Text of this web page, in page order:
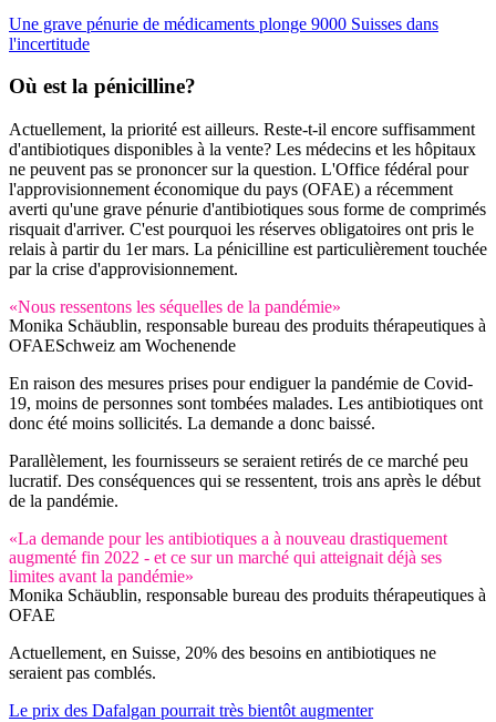
Une grave pénurie de médicaments plonge 9000 Suisses dans
l'incertitude
Où est la pénicilline?
Actuellement, la priorité est ailleurs. Reste-t-il encore suffisamment
d'antibiotiques disponibles à la vente? Les médecins et les hôpitaux
ne peuvent pas se prononcer sur la question. L'Office fédéral pour
l'approvisionnement économique du pays (OFAE) a récemment
averti qu'une grave pénurie d'antibiotiques sous forme de comprimés
risquait d'arriver. C'est pourquoi les réserves obligatoires ont pris le
relais à partir du 1er mars. La pénicilline est particulièrement touchée
par la crise d'approvisionnement.
«Nous ressentons les séquelles de la pandémie»
Monika Schäublin, responsable bureau des produits thérapeutiques à
OFAESchweiz am Wochenende
En raison des mesures prises pour endiguer la pandémie de Covid-
19, moins de personnes sont tombées malades. Les antibiotiques ont
donc été moins sollicités. La demande a donc baissé.
Parallèlement, les fournisseurs se seraient retirés de ce marché peu
lucratif. Des conséquences qui se ressentent, trois ans après le début
de la pandémie.
«La demande pour les antibiotiques a à nouveau drastiquement
augmenté fin 2022 - et ce sur un marché qui atteignait déjà ses
limites avant la pandémie»
Monika Schäublin, responsable bureau des produits thérapeutiques à
OFAE
Actuellement, en Suisse, 20% des besoins en antibiotiques ne
seraient pas comblés.
Le prix des Dafalgan pourrait très bientôt augmenter